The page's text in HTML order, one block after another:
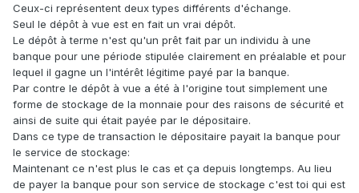
Ceux-ci représentent deux types différents d'échange.
Seul le dépôt à vue est en fait un vrai dépôt.
Le dépôt à terme n'est qu'un prêt fait par un individu à une
banque pour une période stipulée clairement en préalable et pour
lequel il gagne un l'intérêt légitime payé par la banque.
Par contre le dépôt à vue a été à l'origine tout simplement une
forme de stockage de la monnaie pour des raisons de sécurité et
ainsi de suite qui était payée par le dépositaire.
Dans ce type de transaction le dépositaire payait la banque pour
le service de stockage:
Maintenant ce n'est plus le cas et ça depuis longtemps. Au lieu
de payer la banque pour son service de stockage c'est toi qui est